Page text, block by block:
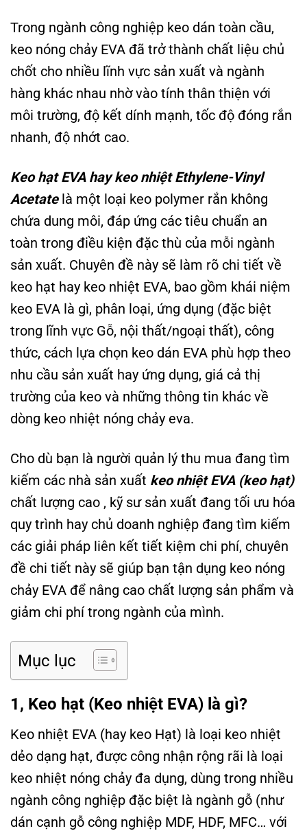
Trong ngành công nghiệp keo dán toàn cầu,
keo nóng chảy EVA đã trở thành chất liệu chủ
chốt cho nhiều lĩnh vực sản xuất và ngành
hàng khác nhau nhờ vào tính thân thiện với
môi trường, độ kết dính mạnh, tốc độ đóng rắn
nhanh, độ nhớt cao.
Keo hạt EVA hay keo nhiệt Ethylene-Vinyl
Acetatelà một loại keo polymer rắn không
chứa dung môi, đáp ứng các tiêu chuẩn an
toàn trong điều kiện đặc thù của mỗi ngành
sản xuất. Chuyên đề này sẽ làm rõ chi tiết về
keo hạt hay keo nhiệt EVA, bao gồm khái niệm
keo EVA là gì, phân loại, ứng dụng (đặc biệt
trong lĩnh vực Gỗ, nội thất/ngoại thất), công
thức, cách lựa chọn keo dán EVA phù hợp theo
nhu cầu sản xuất hay ứng dụng, giá cả thị
trường của keo và những thông tin khác về
dòng keo nhiệt nóng chảy eva.
Cho dù bạn là người quản lý thu mua đang tìm
kiếm các nhà sản xuất keo nhiệt EVA (keo hạt)
chất lượng cao , kỹ sư sản xuất đang tối ưu hóa
quy trình hay chủ doanh nghiệp đang tìm kiếm
các giải pháp liên kết tiết kiệm chi phí, chuyên
đề chi tiết này sẽ giúp bạn tận dụng keo nóng
chảy EVA để nâng cao chất lượng sản phẩm và
giảm chi phí trong ngành của mình.
Mục lục
1, Keo hạt (Keo nhiệt EVA) là gì?
Keo nhiệt EVA (hay keo Hạt) là loại keo nhiệt
dẻo dạng hạt, được công nhận rộng rãi là loại
keo nhiệt nóng chảy đa dụng, dùng trong nhiều
ngành công nghiệp đặc biệt là ngành gỗ (như
dán cạnh gỗ công nghiệp MDF, HDF, MFC… với